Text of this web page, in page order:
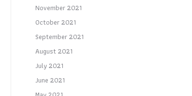
November 2021
October 2021
September 2021
August 2021
July 2021
June 2021